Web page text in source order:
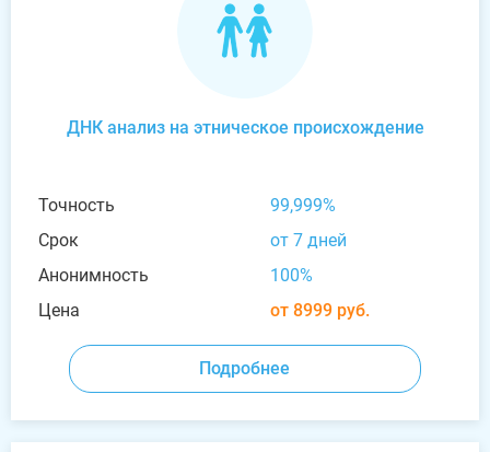
ДНК анализ на этническое происхождение
Точность
99,999%
Срок
от 7 дней
Анонимность
100%
Цена
от 8999 руб.
Подробнее